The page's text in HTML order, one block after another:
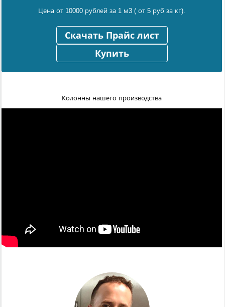
Цена от 10000 рублей за 1 м3 ( от 5 руб за кг).
Скачать Прайс лист
Купить
Колонны нашего производства